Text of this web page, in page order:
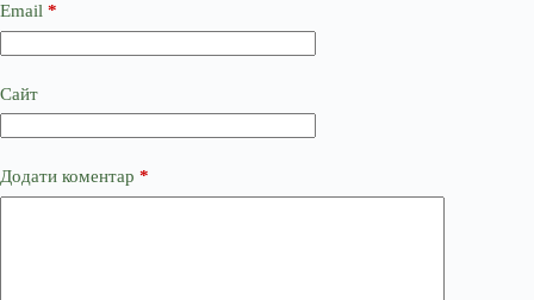
Email *
Сайт
Додати коментар *